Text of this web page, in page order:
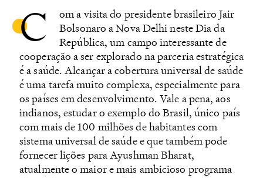
C
om a visita do presidente brasileiro Jair
Bolsonaro a Nova Delhi neste Dia da
República, um campo interessante de
cooperação a ser explorado na parceria estratégica
é a saúde. Alcançar a cobertura universal de saúde
é uma tarefa muito complexa, especialmente para
os países em desenvolvimento. Vale a pena, aos
indianos, estudar o exemplo do Brasil, único país
com mais de 100 milhões de habitantes com
sistema universal de saúde e que também pode
fornecer lições para Ayushman Bharat,
atualmente o maior e mais ambicioso programa